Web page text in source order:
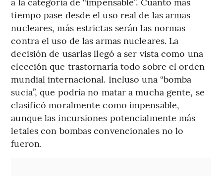
tiempo pase desde el uso real de las armas
nucleares, más estrictas serán las normas
contra el uso de las armas nucleares. La
decisión de usarlas llegó a ser vista como una
elección que trastornaría todo sobre el orden
mundial internacional. Incluso una “bomba
sucia”, que podría no matar a mucha gente, se
clasificó moralmente como impensable,
aunque las incursiones potencialmente más
letales con bombas convencionales no lo
fueron.